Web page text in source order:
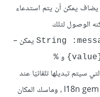
يضاف يمكن أن يتم استدعاء
الوصول لتلك
String يمكن –
و %
سيتم تبديلها تلقائيّا عند
فشل التحقيق. يتم هذا التغيير باستخدام I18n gem ، وماسك المكان